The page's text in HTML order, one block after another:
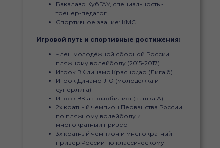
Бакалавр КубГАУ, специальность -
тренер-педагог
Спортивное звание: КМС
Игровой путь и спортивные достижения:
Член молодёжной сборной России
пляжному волейболу (2015-2017)
Игрок ВК динамо Краснодар (Лига б)
Игрок Динамо-ЛО (молодежка и
суперлига)
Игрок ВК автомобилист (вышка А)
2х кратный чемпион Первенства России
по пляжному волейболу и
многократный призёр
3х кратный чемпион и многократный
призёр России по классическому